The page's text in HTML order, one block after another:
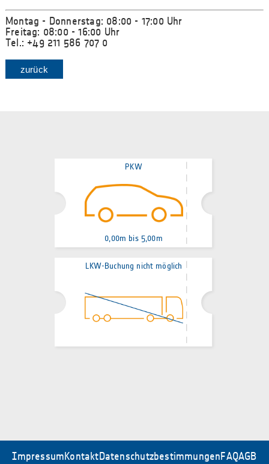
Montag - Donnerstag: 08:00 - 17:00 Uhr
Freitag: 08:00 - 16:00 Uhr
Tel.: +49 211 586 707 0
zurück
PKW
0,00m bis 5,00m
LKW-Buchung nicht möglich
Impressum KontaktDatenschutzbestimmungenFAQAGB